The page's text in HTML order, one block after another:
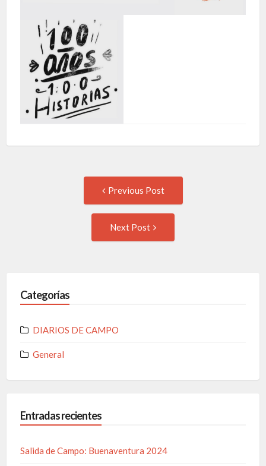
Previous Post
Next Post
Categorías
DIARIOS DE CAMPO
General
Entradas recientes
Salida de Campo: Buenaventura 2024